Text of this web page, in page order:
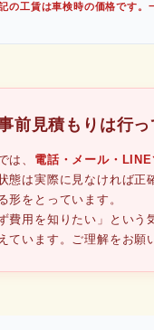
記の工賃は車検時の価格です
前見積もりは行
は、 電話・メール・LINE
態は実際に見なければ正
形をとっています。
ず費用を知りたい」とい
ています。ご理解をお願